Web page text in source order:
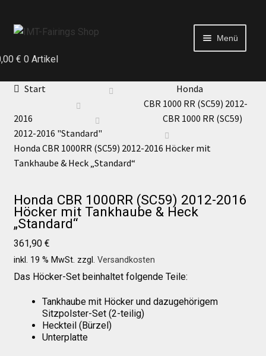
Menü
Echtheit von Bewertungen
Kontakt
News
Test Startseite
Über uns
Infos zu unseren Produkten
€ 0 Artikel
Start
Honda
CBR 1000 RR (SC59) 2012-
2016
CBR 1000 RR (SC59)
2012-2016 "Standard"
Honda CBR 1000RR (SC59) 2012-2016 Höcker mit
Tankhaube & Heck „Standard“
Honda CBR 1000RR (SC59) 2012-2016
Höcker mit Tankhaube & Heck
„Standard“
361,90 €
inkl. 19 % MwSt. zzgl. Versandkosten
Das Höcker-Set beinhaltet folgende Teile:
Tankhaube mit Höcker und dazugehörigem
Sitzpolster-Set (2-teilig)
Heckteil (Bürzel)
Unterplatte